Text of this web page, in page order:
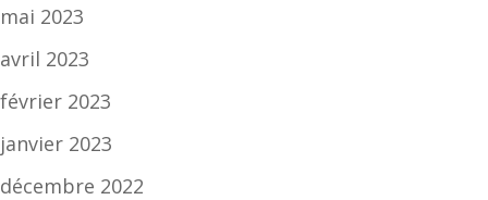
mai 2023
avril 2023
février 2023
janvier 2023
décembre 2022